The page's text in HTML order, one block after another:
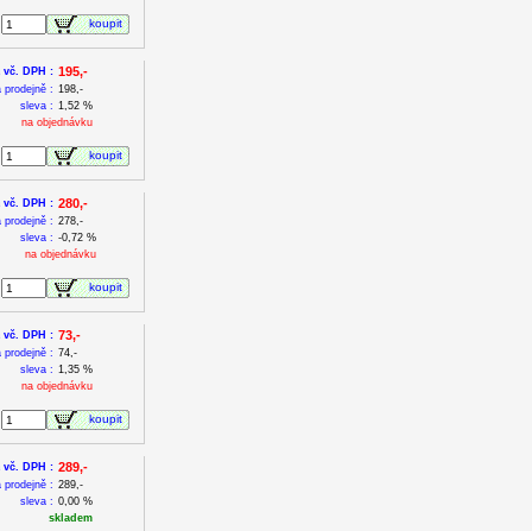
koupit
vč. DPH : 195,-
prodejně : 198,-
sleva : 1,52 %
na objednávku
koupit
vč. DPH : 280,-
prodejně : 278,-
sleva : -0,72 %
na objednávku
koupit
vč. DPH : 73,-
prodejně : 74,-
sleva : 1,35 %
na objednávku
koupit
vč. DPH : 289,-
prodejně : 289,-
sleva : 0,00 %
skladem